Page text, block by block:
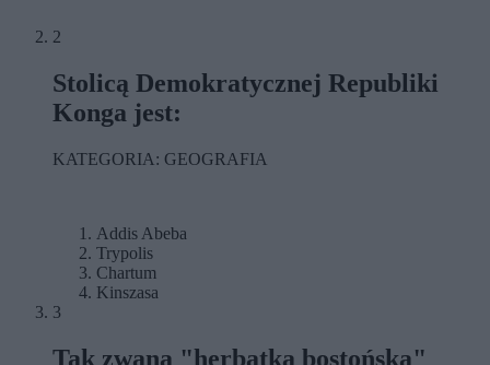
2
Stolicą Demokratycznej Republiki
Konga jest:
KATEGORIA: GEOGRAFIA
Addis Abeba
Trypolis
Chartum
Kinszasa
3
Tak zwana "herbatka bostońska"